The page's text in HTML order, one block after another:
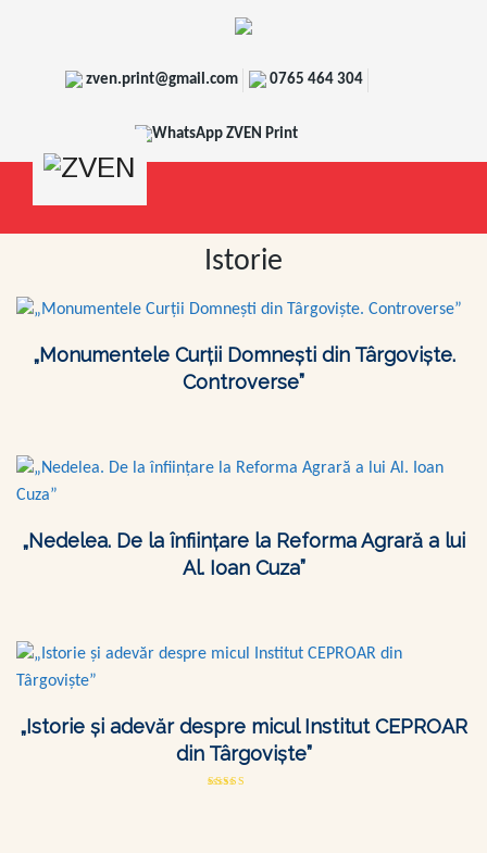
zven.print@gmail.com 0765 464 304
WhatsApp ZVEN Print
Istorie
„Monumentele Curții Domnești din Târgoviște.
Controverse”
„Nedelea. De la înființare la Reforma Agrară a lui
Al. Ioan Cuza”
„Istorie și adevăr despre micul Institut CEPROAR
din Târgoviște”